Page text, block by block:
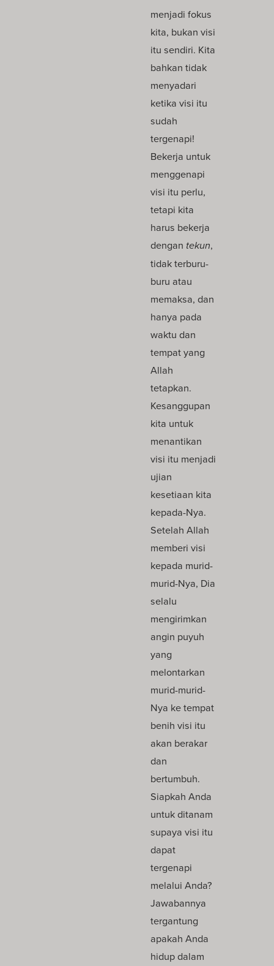
menjadi fokus
kita, bukan visi
itu sendiri. Kita
bahkan tidak
menyadari
ketika visi itu
sudah
tergenapi!
Bekerja untuk
menggenapi
visi itu perlu,
tetapi kita
harus bekerja
dengan tekun,
tidak terburu-
buru atau
memaksa, dan
hanya pada
waktu dan
tempat yang
Allah
tetapkan.
Kesanggupan
kita untuk
menantikan
visi itu menjadi
ujian
kesetiaan kita
kepada-Nya.
Setelah Allah
memberi visi
kepada murid-
murid-Nya, Dia
selalu
mengirimkan
angin puyuh
yang
melontarkan
murid-murid-
Nya ke tempat
benih visi itu
akan berakar
dan
bertumbuh.
Siapkah Anda
untuk ditanam
supaya visi itu
dapat
tergenapi
melalui Anda?
Jawabannya
tergantung
apakah Anda
hidup dalam